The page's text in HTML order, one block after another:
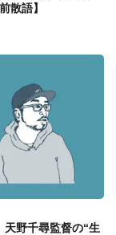
散語】
天野千尋監督の“生